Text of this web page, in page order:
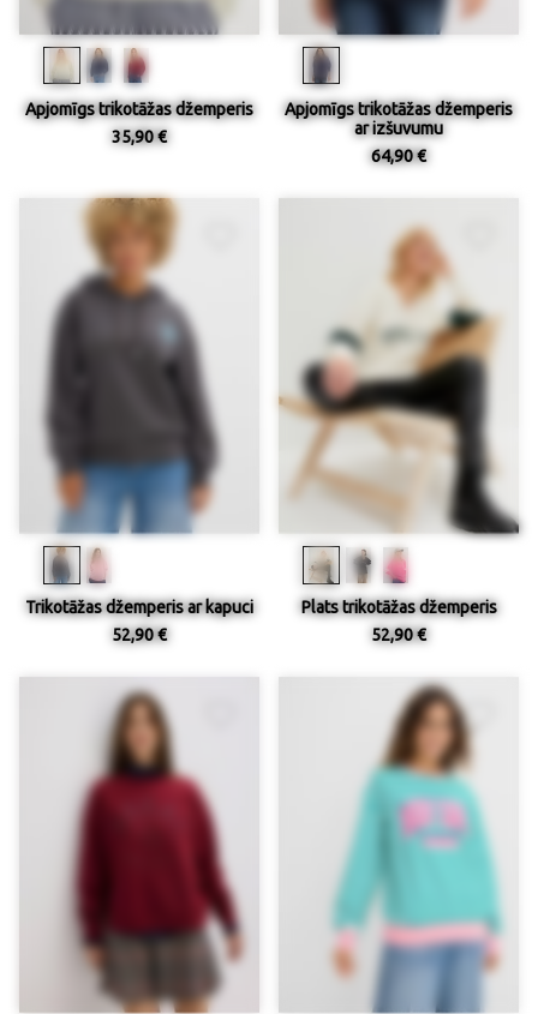
Apjomīgs trikotāžas džemperis
35,90 €
Apjomīgs trikotāžas džemperis
ar izšuvumu
64,90 €
Trikotāžas džemperis ar kapuci
52,90 €
Plats trikotāžas džemperis
52,90 €